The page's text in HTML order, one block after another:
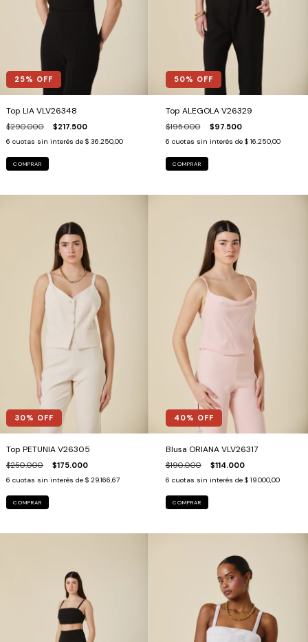
25% OFF
Top LIA VLV26348
$290.000 $217.500
6 cuotas sin interés de $ 36.250,00
COMPRAR
50% OFF
Top ALEGOLA V26329
$195.000 $97.500
6 cuotas sin interés de $ 16.250,00
COMPRAR
30% OFF
Top PETUNIA V26305
$250.000 $175.000
6 cuotas sin interés de $ 29.166,67
COMPRAR
40% OFF
Blusa ORIANA VLV26317
$190.000 $114.000
6 cuotas sin interés de $ 19.000,00
COMPRAR